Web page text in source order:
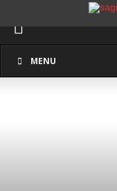
MENU
Inicio Zoho CRM Plus FR